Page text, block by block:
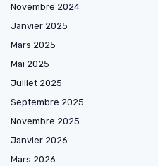
Novembre 2024
Janvier 2025
Mars 2025
Mai 2025
Juillet 2025
Septembre 2025
Novembre 2025
Janvier 2026
Mars 2026